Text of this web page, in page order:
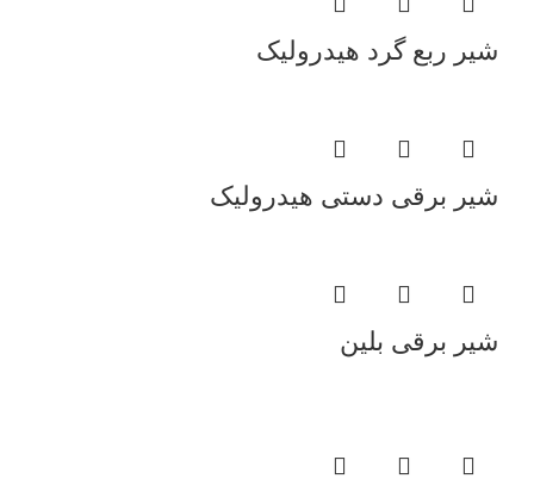
شیر ربع گرد هیدرولیک
شیر برقی دستی هیدرولیک
شیر برقی بلین